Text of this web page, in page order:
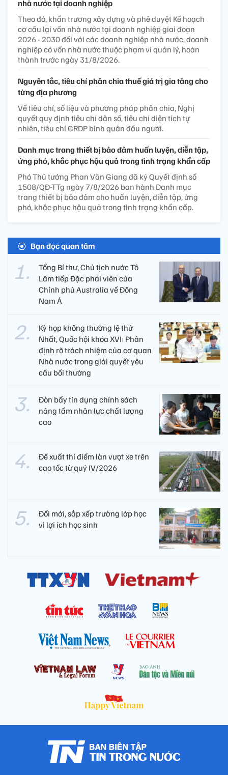
Ở mỗi cơ quan, đơn vị,
trường học, nguồn lực con người cũng là thành tố quan
trọng tạo nên sức mạnh, giá trị với những mối quan hệ
lao động ổn định, tiến bộ, với những nỗ lực vượt qua rào
cản, thách thức của công việc trong yêu cầu đổi mới.
Chính sách mới
Trước 31/8/2026, hoàn thành kế hoạch cơ cấu lại vốn
nhà nước tại doanh nghiệp
Theo đó, khẩn trương xây dựng và phê duyệt Kế hoạch
cơ cấu lại vốn nhà nước tại doanh nghiệp giai đoạn
2026 - 2030 đối với các doanh nghiệp nhà nước, doanh
nghiệp có vốn nhà nước thuộc phạm vi quản lý, hoàn
thành trước ngày 31/8/2026.
Nguyên tắc, tiêu chí phân chia thuế giá trị gia tăng cho
từng địa phương
nhiên, tiêu chí GRDP bình quân đầu người.
Danh mục trang thiết bị bảo đảm huấn luyện, diễn tập,
ứng phó, khắc phục hậu quả trong tình trạng khẩn cấp
Phó Thủ tướng Phan Văn Giang đã ký Quyết định số
1508/QĐ-TTg ngày 7/8/2026 ban hành Danh mục
phó, khắc phục hậu quả trong tình trạng khẩn cấp.
Bạn đọc quan tâm
Chính phủ Australia về Đông
Nam Á
Nhất, Quốc hội khóa XVI: Phân
định rõ trách nhiệm của cơ quan
Đòn bẩy tín dụng chính sách
nâng tầm nhân lực chất lượng
Đề xuất thí điểm làn vượt xe trên
cao tốc từ quý IV/2026
vì lợi ích học sinh